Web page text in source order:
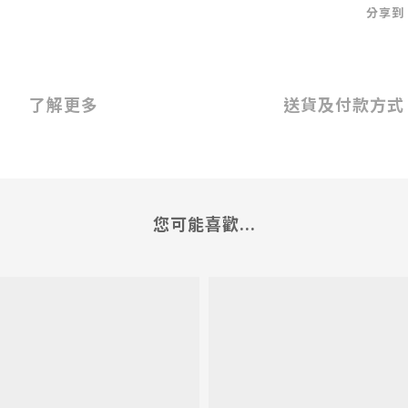
分享到
了解更多 送貨及付款方式
您可能喜歡...